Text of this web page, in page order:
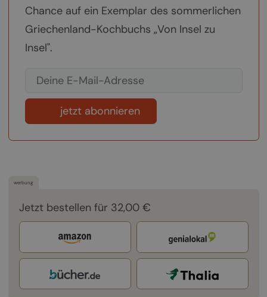
Chance auf ein Exemplar des sommerlichen
Griechenland-Kochbuchs „Von Insel zu
Insel".
jetzt abonnieren
werbung
Jetzt bestellen für 32,00 €